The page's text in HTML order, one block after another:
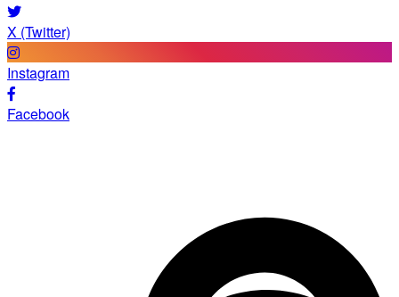
X (Twitter)
Instagram
Facebook